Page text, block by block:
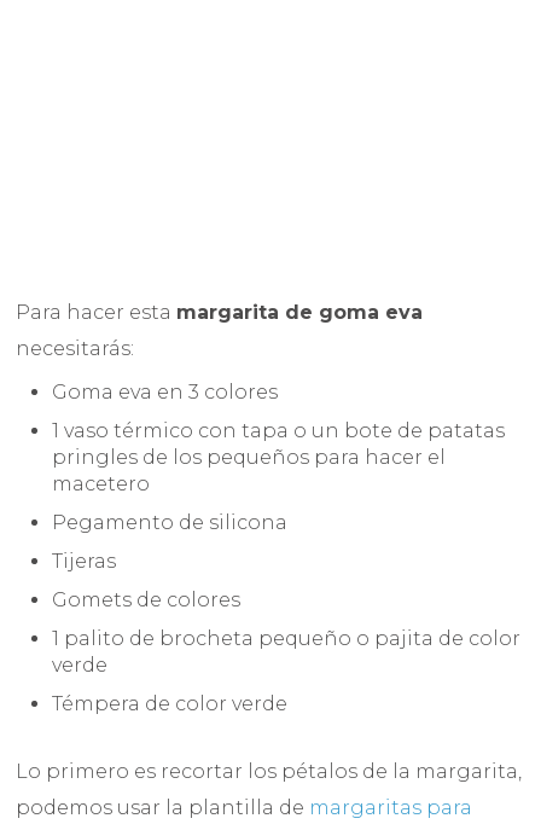
Para hacer esta margarita de goma eva
necesitarás:
Goma eva en 3 colores
1 vaso térmico con tapa o un bote de patatas
pringles de los pequeños para hacer el
macetero
Pegamento de silicona
Tijeras
Gomets de colores
1 palito de brocheta pequeño o pajita de color
verde
Témpera de color verde
Lo primero es recortar los pétalos de la margarita,
podemos usar la plantilla de margaritas para